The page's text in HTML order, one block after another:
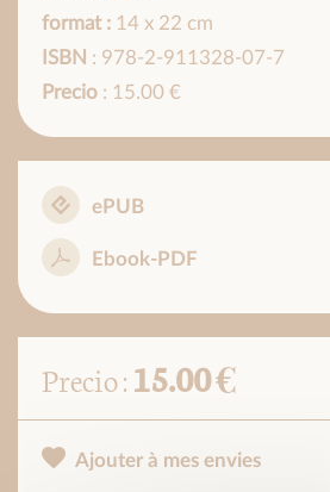
format : 14 x 22 cm
ISBN : 978-2-911328-07-7
Precio : 15.00 €
ePUB
Ebook-PDF
Precio :15.00 €
Ajouter à mes envies